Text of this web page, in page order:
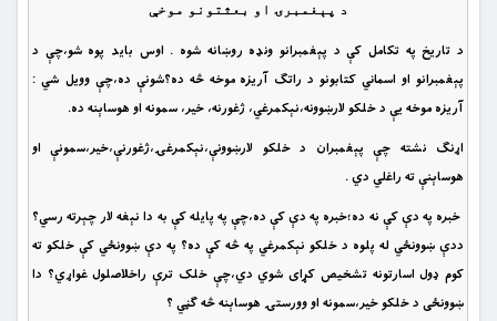
د پېغمبرۍ او بعثتونو موخې
د تاريخ په تکامل کې د پېغمبرانو ونډه روښانه شوه . اوس بايد پوه شو،چې د
پېغمبرانو او اسماني کتابونو د راتګ آريزه موخه څه ده؟شونې ده،چې وويل شي :
آریزه موخه يې د خلکو لارښوونه،نېکمرغي، ژغورنه، خير، سمونه او هوساېنه ده.
اړنګ نشته چې پېغمبران د خلکو لارښوونې،نېکمرغۍ،ژغورنې،خير،سمونې او
هوساېنې ته راغلي دي .
خبره په دې کې نه ده؛خبره په دې کې ده،چې په پایله کې به دا نېغه لار چېرته رسي؟
ددې ښوونځي له پلوه د خلکو نېکمرغي په څه کې ده؟ په دې ښوونځي کې خلکو ته
کوم ډول اسارتونه تشخيص کړاى شوي دي،چې خلک ترې راخلاصلول غواړي؟ دا
ښوونځى د خلکو خير،سمونه او وورستۍ هوساېنه څه ګڼي ؟